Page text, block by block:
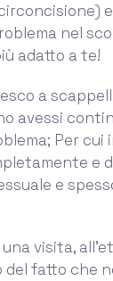
nel
adatto a te!
a
avessi
Per cui
e
e
visita,
fatto che